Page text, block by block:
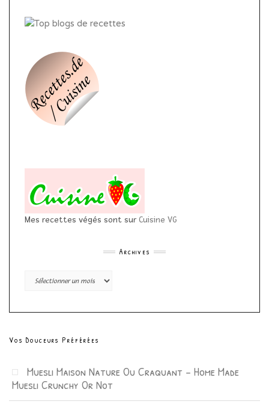
Mes recettes végés sont sur Cuisine VG
Archives
Archives
Vos Douceurs Préférées
Muesli Maison Nature Ou Craquant – Home Made
Muesli Crunchy Or Not